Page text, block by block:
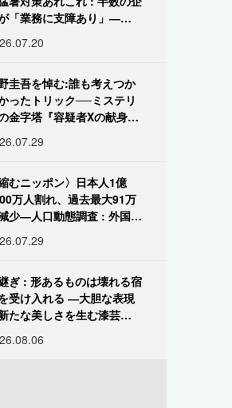
「業務に支障あり」―帝
圭吾を悼む:誰も考えつか
ったトリック──ミステリ
金字塔『容疑者Xの献身』
縮むニッポン〉日本人1億
万人割れ、過去最大91万
少―人口動態調査 : 外国人
ぎ : 形あるものは壊れる宿
受け入れる ―大胆な表現
たな美しさを生む漆芸修